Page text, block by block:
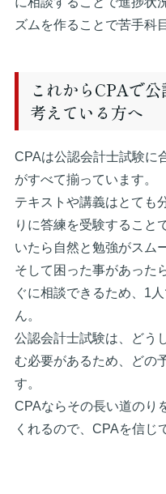
ズムを作ることで苦手科
これからCPAで
考えている方へ
CPAは公認会計士試験に
がすべて揃っています。
テキストや講義はとても
りに答練を受験すること
いたら自然と勉強がスム
そして困った事があった
ぐに相談できるため、1
ん。
公認会計士試験は、どう
む必要があるため、どの
す。
CPAならその長い道のり
くれるので、CPAを信じ